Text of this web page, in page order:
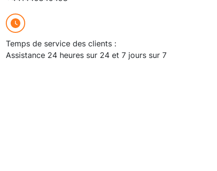
Temps de service des clients :
Assistance 24 heures sur 24 et 7 jours sur 7